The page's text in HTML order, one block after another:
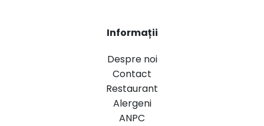
Informații
Despre noi
Contact
Restaurant
Alergeni
ANPC